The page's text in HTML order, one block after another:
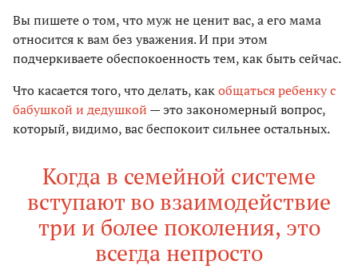
Вы пишете о том, что муж не ценит вас, а его мама
относится к вам без уважения. И при этом
подчеркиваете обеспокоенность тем, как быть сейчас.
Что касается того, что делать, какобщаться ребенку с
бабушкой и дедушкой — это закономерный вопрос,
который, видимо, вас беспокоит сильнее остальных.
Когда в семейной системе
вступают во взаимодействие
три и более поколения, это
всегда непросто